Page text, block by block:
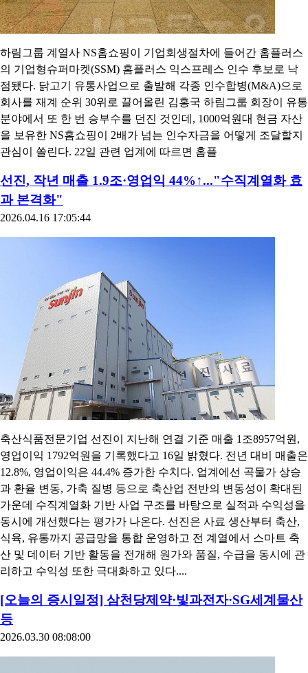
하림그룹 계열사 NS홈쇼핑이 기업회생절차에 들어간 홈플러스
의 기업형슈퍼마켓(SSM) 홈플러스 익스프레스 인수 후보로 낙
점됐다. 닭고기 유통사업으로 출발해 각종 인수합병(M&A)으로
회사를 재계 순위 30위로 끌어올린 김홍국 하림그룹 회장이 유통
분야에서 또 한 번 승부수를 던진 것인데, 1000억원대 현금 자산
을 보유한 NS홈쇼핑이 2배가 넘는 인수자금을 어떻게 조달할지
관심이 쏠린다. 22일 관련 업계에 따르면 홈플
선진, 작년 매출 1.9조·영업익 44%↑..."수직계열화 효
과 본격화"
2026.04.16 17:05:44
축산식품전문기업 선진이 지난해 연결 기준 매출 1조8957억원,
영업이익 1792억원을 기록했다고 16일 밝혔다. 전년 대비 매출은
12.8%, 영업이익은 44.4% 증가한 수치다. 업계에선 곡물가 상승
과 환율 변동, 가축 질병 등으로 축산업 전반의 변동성이 확대된
가운데 수직계열화 기반 사업 구조를 바탕으로 실적과 수익성을
동시에 개선했다는 평가가 나온다. 선진은 사료 생산부터 축산,
식육, 유통까지 공급망을 통합 운영하고 전 계열에서 스마트 축
산 및 데이터 기반 활동을 전개해 원가와 품질, 수급을 동시에 관
리하고 수익성 또한 극대화하고 있다....
[오늘의 증시일정] 삼천당제약·빛과전자·SG세계물산
등
2026.03.30 08:08:00